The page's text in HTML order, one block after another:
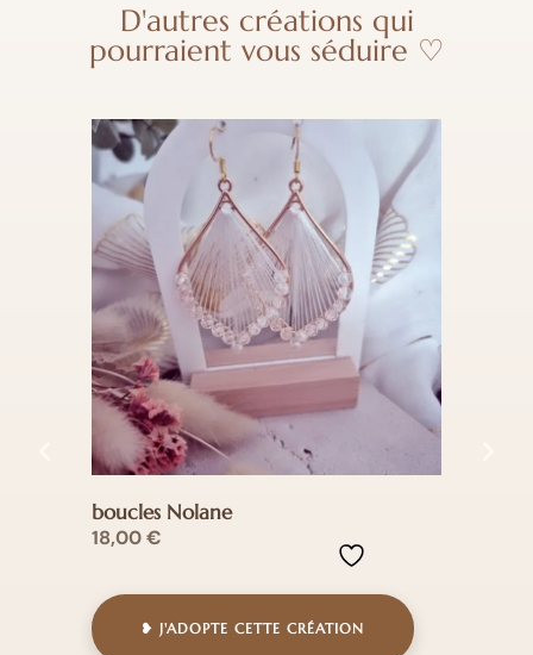
D'autres créations qui
pourraient vous séduire ♡
boucles Nolane
18,00€
❥ J'ADOPTE CETTE CRÉATION